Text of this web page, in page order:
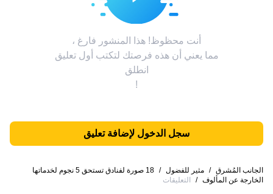
أنت محظوظ! هذا المنشور فارغ ،
مما يعني أن هذه فرصتك لتكتب أول تعليق
انطلق
!
سجل الدخول لإضافة تعليق
الجانب المُشرق / مثير للفضول /
18 صورة لفنادق تستحق 5 نجوم لخدماتها
الخارجة عن المألوف / التعليقات